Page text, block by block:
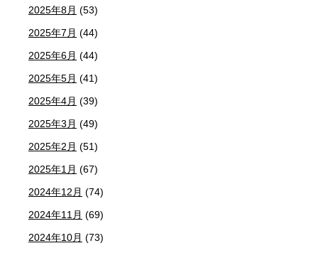
2025年8月 (53)
2025年7月 (44)
2025年6月 (44)
2025年5月 (41)
2025年4月 (39)
2025年3月 (49)
2025年2月 (51)
2025年1月 (67)
2024年12月 (74)
2024年11月 (69)
2024年10月 (73)